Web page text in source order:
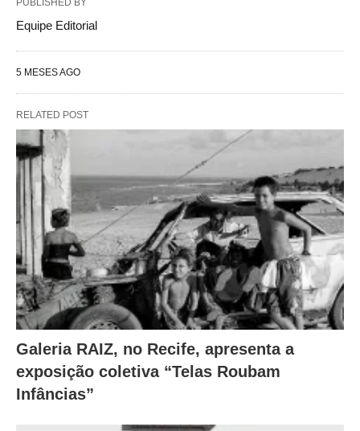
PUBLISHED BY
Equipe Editorial
5 MESES AGO
RELATED POST
Galeria RAIZ, no Recife, apresenta a
exposição coletiva “Telas Roubam
Infâncias”